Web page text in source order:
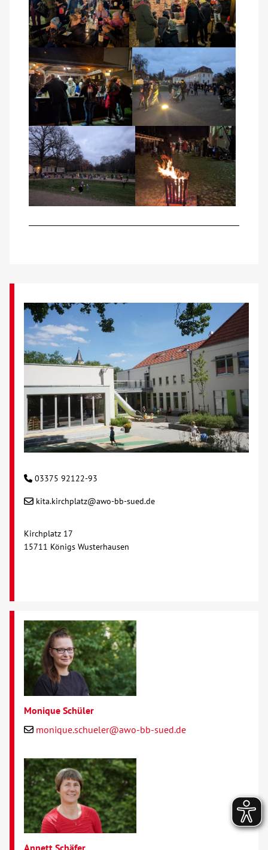
03375 92122-93
kita.kirchplatz@awo-bb-sued.de
Kirchplatz 17
15711 Königs Wusterhausen
Monique Schüler
monique.schueler@awo-bb-sued.de